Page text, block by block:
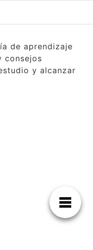
de aprendizaje
consejos
y alcanzar